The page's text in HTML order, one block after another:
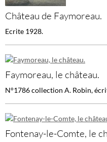
Château de Faymoreau.
Ecrite 1928.
Faymoreau, le château.
N°1786 collection A. Robin,
Fontenay-le-Comte, le